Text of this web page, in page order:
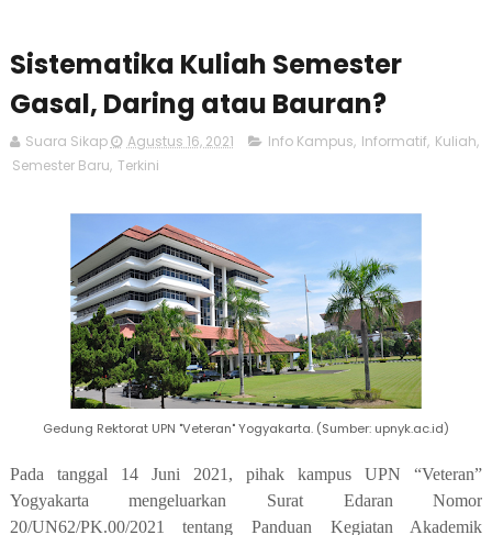
Sistematika Kuliah Semester
Gasal, Daring atau Bauran?
Suara Sikap Agustus 16, 2021 Info Kampus, Informatif, Kuliah,
Semester Baru, Terkini
Gedung Rektorat UPN "Veteran" Yogyakarta. (Sumber: upnyk.ac.id)
Pada tanggal 14 Juni 2021, pihak kampus UPN “Veteran”
Yogyakarta mengeluarkan Surat Edaran Nomor
20/UN62/PK.00/2021 tentang Panduan Kegiatan Akademik